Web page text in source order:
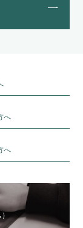
へ
へ
）